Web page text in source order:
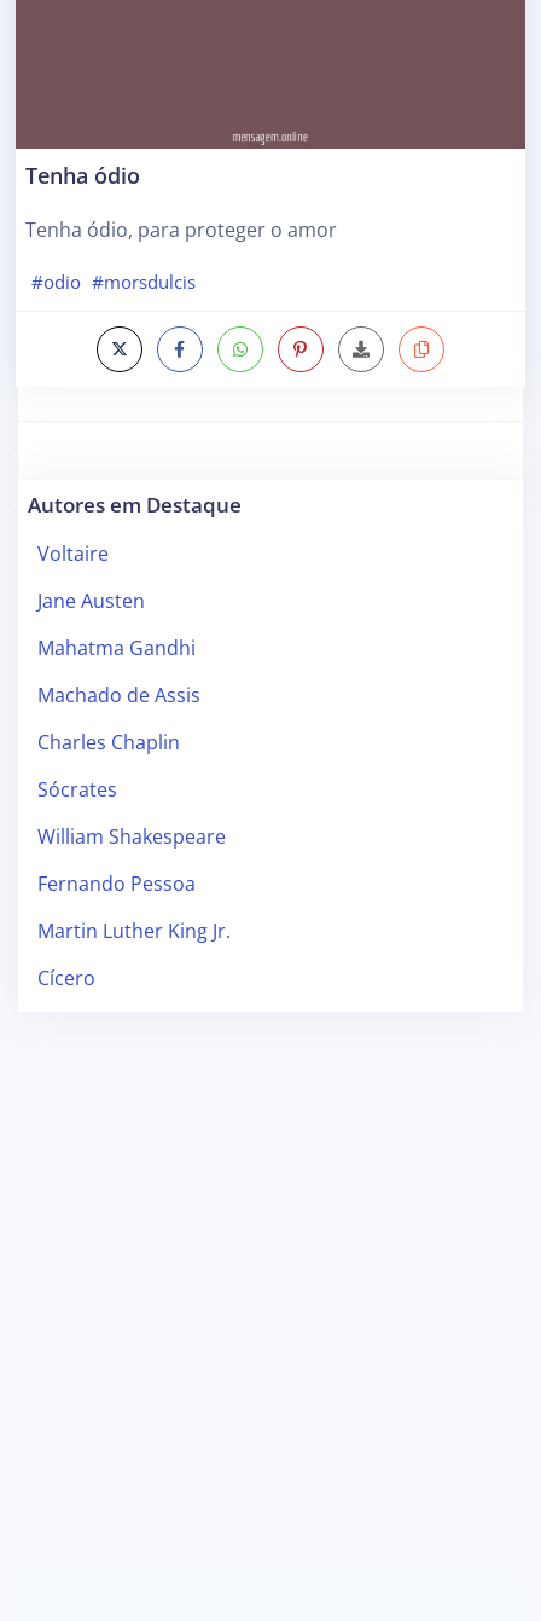
Tenha ódio
Tenha ódio, para proteger o amor
#odio #morsdulcis
Autores em Destaque
Voltaire
Jane Austen
Mahatma Gandhi
Machado de Assis
Charles Chaplin
Sócrates
William Shakespeare
Fernando Pessoa
Martin Luther King Jr.
Cícero